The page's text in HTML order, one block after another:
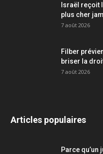
Israël reçoit
plus cher
7 août 2026
Filber
briser la
7 août 2026
Articles populaires
Parce